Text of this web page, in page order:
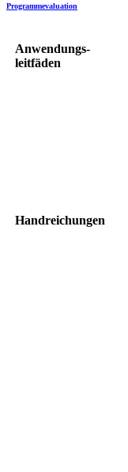
Programmevaluation
Anwendungs-
leitfäden
Handreichungen